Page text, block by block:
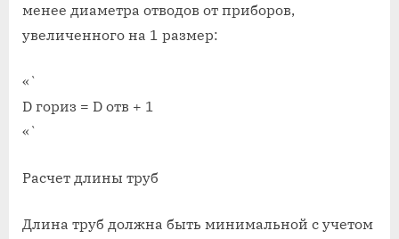
менее диаметра отводов от приборов,
увеличенного на 1 размер:
«`
D гориз = D отв + 1
«`
Расчет длины труб
Длина труб должна быть минимальной с учетом